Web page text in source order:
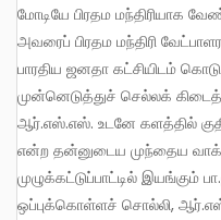
மோடியே பிரதம மந்திரியாக
அவரைப் பிரதம மந்திரி
பாரதிய ஜனதா கட்சியிடம்
முன்னெடுத்துச் செல்லக்
ஆர்.எஸ்.எஸ். உடனே களத்தில்
என்ற தன்னுடைய முந்தைய
முழுக்கட்டுப்பாட்டில்
ஒப்புக்கொள்ளச் சொல்லி,